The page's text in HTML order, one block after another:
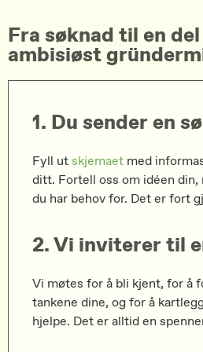
Fra søknad til en
ambisiøst
1. Du sender en
Fyll ut skjemaet med
ditt. Fortell oss om idéen din,
du har behov for. Det er fort
2. Vi inviterer til
Vi møtes for å bli kjent, for å
tankene dine, og for å
hjelpe. Det er alltid en